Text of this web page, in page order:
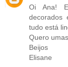
Oi Ana!
decorados
tudo está
Quero
Beijos
Elisane